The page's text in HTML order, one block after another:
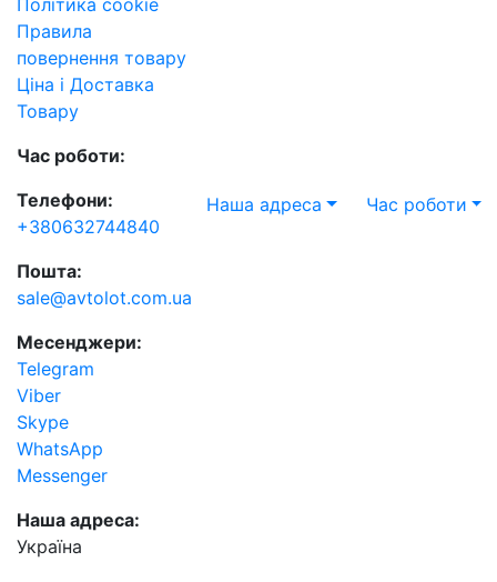
Політика cookie
Правила
повернення товару
Ціна і Доставка
Товару
Час роботи:
Телефони:
+380632744840
Пошта:
sale@avtolot.com.ua
Месенджери:
Telegram
Viber
Skype
WhatsApp
Messenger
Наша адреса:
Українa
Наша адреса Час роботи